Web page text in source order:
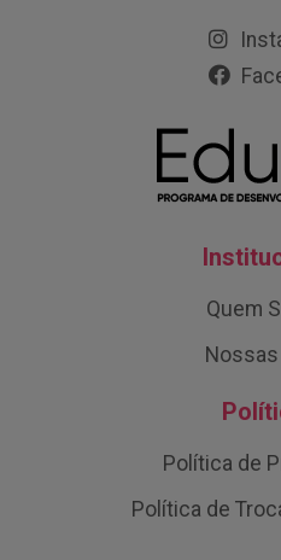
Quem
Política de
Política de